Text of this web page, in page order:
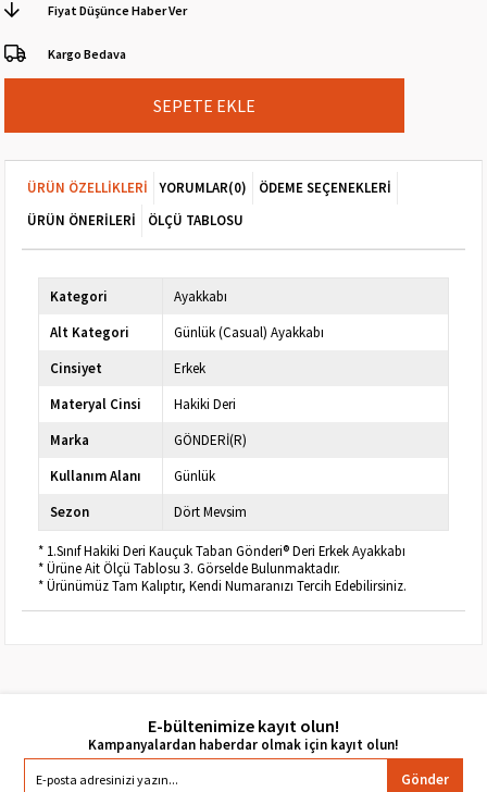
Fiyat Düşünce Haber Ver
Kargo Bedava
ÜRÜN ÖZELLIKLERI YORUMLAR(0)
ÖDEME SEÇENEKLERI
ÜRÜN ÖNERILERI
ÖLÇÜ TABLOSU
Kategori
Ayakkabı
Alt Kategori
Günlük (Casual) Ayakkabı
Cinsiyet
Erkek
Materyal Cinsi
Hakiki Deri
Marka
GÖNDERİ(R)
Kullanım Alanı
Günlük
Sezon
Dört Mevsim
* 1.Sınıf Hakiki Deri Kauçuk Taban Gönderi® Deri Erkek Ayakkabı
* Ürüne Ait Ölçü Tablosu 3. Görselde Bulunmaktadır.
* Ürünümüz Tam Kalıptır, Kendi Numaranızı Tercih Edebilirsiniz.
E-bültenimize kayıt olun!
Gönder